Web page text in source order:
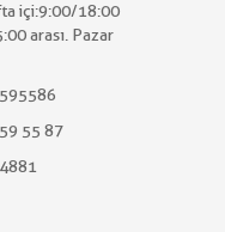
içi:9:00/18:00
arası. Pazar
55 87